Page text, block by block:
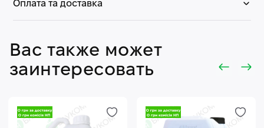
Оплата та доставка
Вас также может
заинтересовать